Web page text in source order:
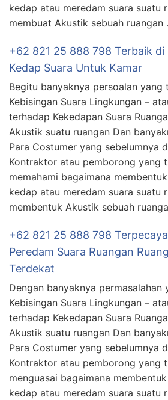
kedap atau meredam suara suatu
membuat Akustik sebuah ruangan
+62 821 25 888 798 Terbaik di
Kedap Suara Untuk Kamar
Begitu banyaknya persoalan yang
Kebisingan Suara Lingkungan –
terhadap Kekedapan Suara
Akustik suatu ruangan Dan
Para Costumer yang sebelumnya
Kontraktor atau pemborong yang
memahami bagaimana
kedap atau meredam suara suatu
membentuk Akustik sebuah
+62 821 25 888 798
Peredam Suara Ruangan
Terdekat
Dengan banyaknya
Kebisingan Suara Lingkungan –
terhadap Kekedapan Suara
Akustik suatu ruangan Dan
Para Costumer yang sebelumnya
Kontraktor atau pemborong yang
menguasai bagaimana
kedap atau meredam suara suatu